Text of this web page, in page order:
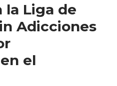
la Liga de
Adicciones
el